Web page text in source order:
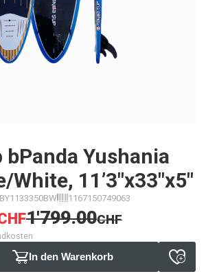
bPanda Yushania
White, 11’3"x33"x5"
1167150749063
1'799.00CHF
In den Warenkorb